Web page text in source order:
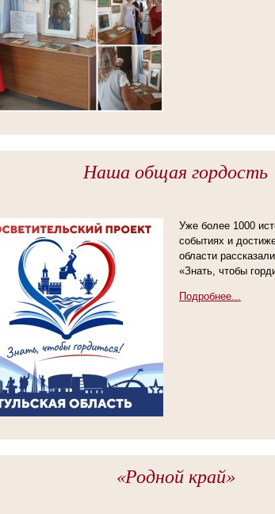
Наша общая гордость
Уже более 1000
событиях и
области
«Знать, чтобы
Подробнее...
«Родной край»